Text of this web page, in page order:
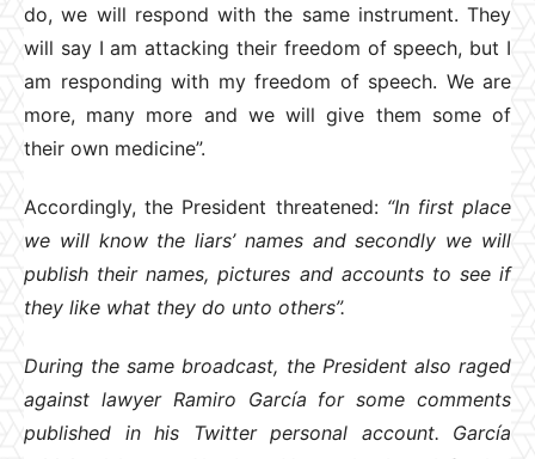
do, we will respond with the same instrument. They
will say I am attacking their freedom of speech, but I
am responding with my freedom of speech. We are
more, many more and we will give them some of
their own medicine”.
Accordingly, the President threatened:“In first place
we will know the liars’ names and secondly we will
publish their names, pictures and accounts to see if
they like what they do unto others”.
During the same broadcast, the President also raged
against lawyer Ramiro García for some comments
published in his Twitter personal account. García